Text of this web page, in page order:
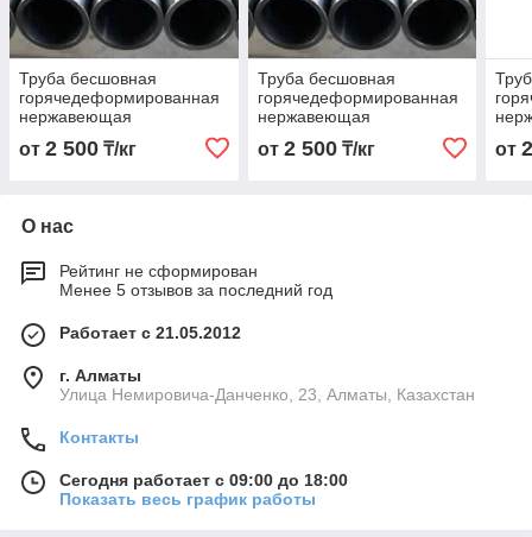
Труба бесшовная
горячедеформированная
нержавеющая
89х4,5х6000 Марка AISI
316
от 2 500 ₸/кг
Труба бесшовная
горячедеформированная
нержавеющая
89х4,5х6000 Марка AISI
316 Ti
от 2 500₸/кг
316
от
О нас
Рейтинг не сформирован
Менее 5 отзывов за последний год
Работает с 21.05.2012
г. Алматы
Улица Немировича-Данченко, 23, Алматы, Казахстан
Контакты
Сегодня работает с 09:00 до 18:00
Показать весь график работы